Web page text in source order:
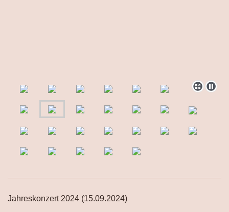
Jahreskonzert 2024 (15.09.2024)